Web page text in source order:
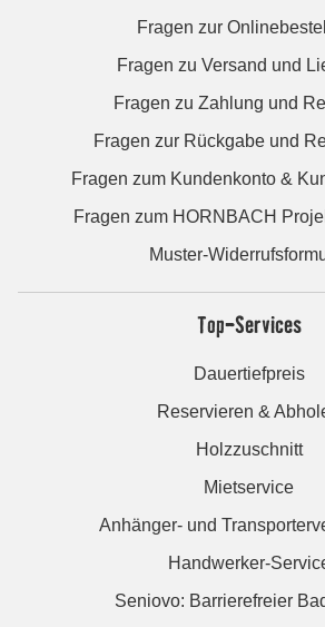
Fragen zur
Fragen zu Versand und
Fragen zu Zahlung und
Fragen zur Rückgabe und
Fragen zum Kundenkonto &
Fragen zum HORNBACH
Muster-
Top-Services
Dauertiefpreis
Reservieren &
Holzzuschnitt
Mietservice
Anhänger- und
Handwerker-
Seniovo: Barrierefreier